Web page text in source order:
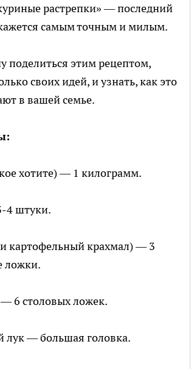
растрепки» — последний
самым точным и милым.
поделиться этим рецептом,
своих идей, и узнать, как это
в вашей семье.
хотите) — 1 килограмм.
4 штуки.
картофельный крахмал) — 3
ложки.
6 столовых ложек.
лук — большая головка.